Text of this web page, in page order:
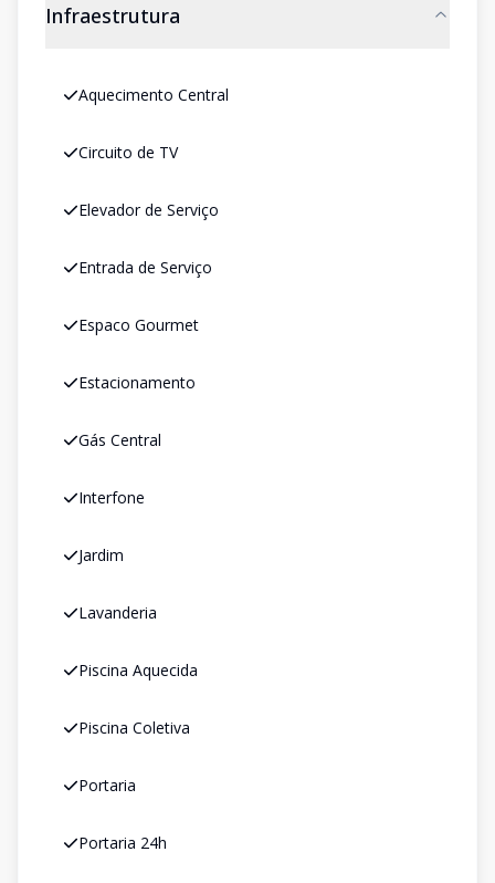
Infraestrutura
Aquecimento Central
Circuito de TV
Elevador de Serviço
Entrada de Serviço
Espaco Gourmet
Estacionamento
Gás Central
Interfone
Jardim
Lavanderia
Piscina Aquecida
Piscina Coletiva
Portaria
Portaria 24h